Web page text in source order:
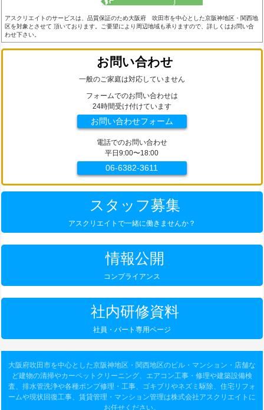
アスクリエイトのサービスは、品質保証のため大阪府 吹田市を中心とした京阪神地区・関西地
区を対象とさせて 頂いております。ご要望により周辺地域も承りますので、詳しくはお問い合
わせ下さい。
お問い合わせ
一般のご家庭は対応していません
フォームでのお問い合わせは
24時間受け付けています
お問い合わせフォーム
電話でのお問い合わせ
平日9:00〜18:00
06-6382-3611
スタッフ募集
アスクリエイトで一緒に働きませんか？
情報公開
コンプライアンス
社内研修資料
社員・パート専用ページ
大阪府吹田市を中心とした京阪神地区・関西地区のビル・マンション・店舗な
ど建物の清掃やカーペットクリーニング、エアコン工事・修理や建築設備検
査、排水管洗浄や各種ポンプ修理・工事、ゴキブリやネズミ駆除、住宅リフォ
ームや現状回復工事、賃貸管理・マンション管理は株式会社アスクリエイトに
お任せください。